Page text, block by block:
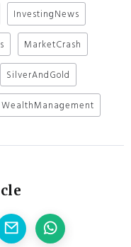
InvestingNews
MarketCrash
SilverAndGold
WealthManagement